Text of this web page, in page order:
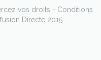
vos droits - Conditions
Directe 2015